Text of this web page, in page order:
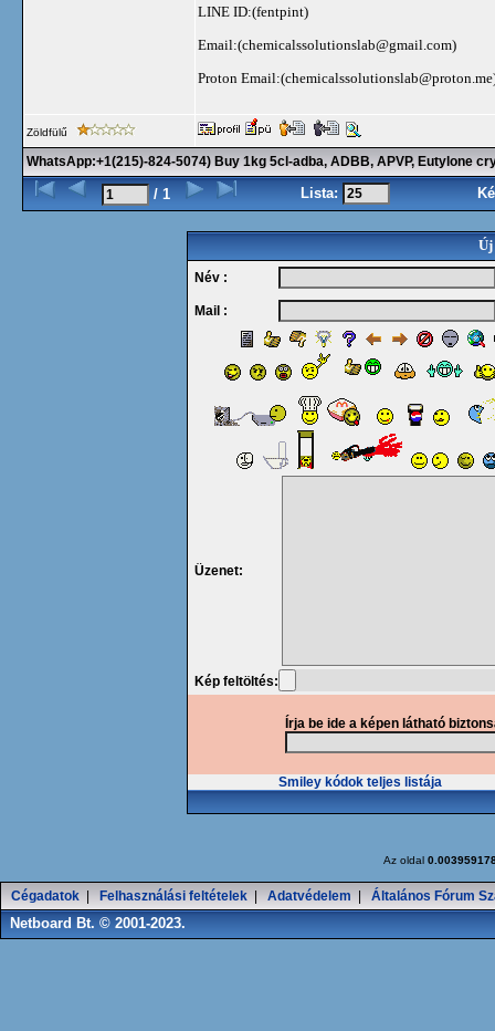
LINE ID:(fentpint)
Email:(chemicalssolutionslab@gmail.com)
Proton Email:(chemicalssolutionslab@proton.me
Zöldfülű
WhatsApp:+1(215)-824-5074) Buy 1kg 5cl-adba, ADBB, APVP, Eutylone
/ 1 Lista:
Új
Név :
Mail :
Üzenet:
Kép feltöltés:
Írja be ide a képen látható
Smiley kódok teljes listája
Az oldal
Cégadatok Felhasználási feltételek Adatvédelem Általános Fórum
Netboard Bt. © 2001-2023.